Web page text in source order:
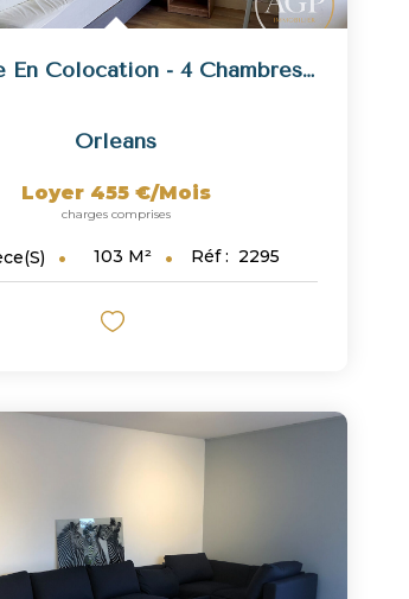
Chambre En Colocation - 4 Chambres - Boulevard De Châteaudun
Orleans
Loyer 455 €/mois
charges comprises
103 M² Réf : 2295